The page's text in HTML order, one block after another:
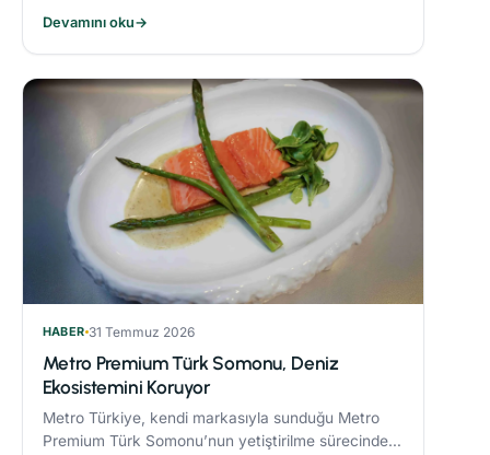
Devamını oku→
HABER 31 Temmuz 2026
Metro Premium Türk Somonu, Deniz
Ekosistemini Koruyor
Metro Türkiye, kendi markasıyla sunduğu Metro
Premium Türk Somonu’nun yetiştirilme sürecinde